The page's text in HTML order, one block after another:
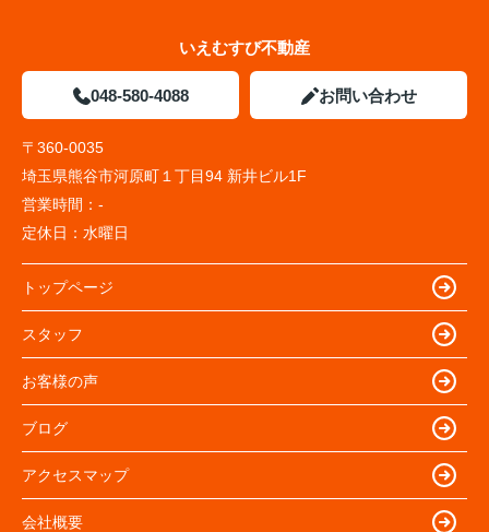
いえむすび不動産
048-580-4088 お問い合わせ
〒360-0035
埼玉県熊谷市河原町１丁目94 新井ビル1F
営業時間： -
定休日： 水曜日
トップページ
スタッフ
お客様の声
ブログ
アクセスマップ
会社概要